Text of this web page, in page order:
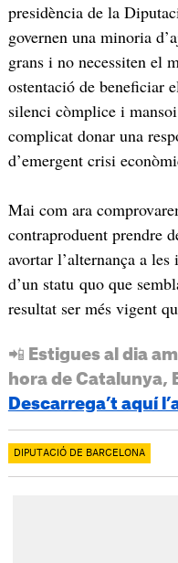
presidència de la
governen una minoria
grans i no necessiten el
ostentació de beneficiar
silenci còmplice i
complicat donar una
d’emergent crisi
Mai com ara
contraproduent prendre
avortar l’alternança a
d’un statu quo que
resultat ser més vigent
📲 Estigues al dia
hora de Catalunya,
Descarrega’t aquí
DIPUTACIÓ DE BARCELONA